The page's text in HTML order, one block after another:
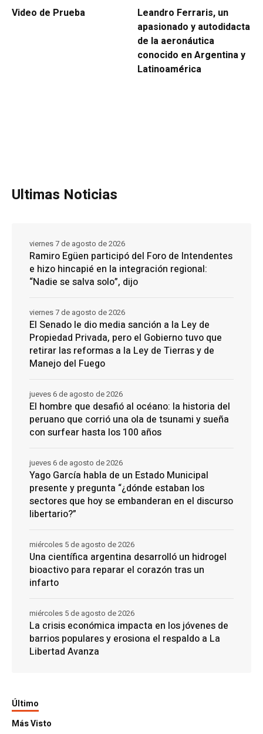
Video de Prueba
Leandro Ferraris, un
apasionado y autodidacta
de la aeronáutica
conocido en Argentina y
Latinoamérica
Ultimas Noticias
Ramiro Egüen participó del Foro de Intendentes
e hizo hincapié en la integración regional:
“Nadie se salva solo”, dijo
viernes 7 de agosto de 2026
El Senado le dio media sanción a la Ley de
Propiedad Privada, pero el Gobierno tuvo que
retirar las reformas a la Ley de Tierras y de
Manejo del Fuego
viernes 7 de agosto de 2026
El hombre que desafió al océano: la historia del
peruano que corrió una ola de tsunami y sueña
con surfear hasta los 100 años
jueves 6 de agosto de 2026
Yago García habla de un Estado Municipal
presente y pregunta “¿dónde estaban los
sectores que hoy se embanderan en el discurso
libertario?”
jueves 6 de agosto de 2026
Una científica argentina desarrolló un hidrogel
bioactivo para reparar el corazón tras un
infarto
miércoles 5 de agosto de 2026
La crisis económica impacta en los jóvenes de
barrios populares y erosiona el respaldo a La
Libertad Avanza
miércoles 5 de agosto de 2026
Último
Más Visto